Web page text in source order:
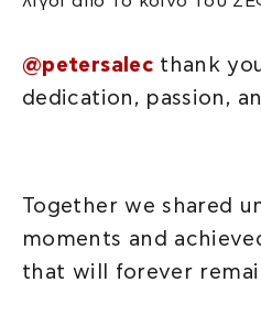
@petersalecthank
dedication, passion,
Together we shared
moments and
that will forever